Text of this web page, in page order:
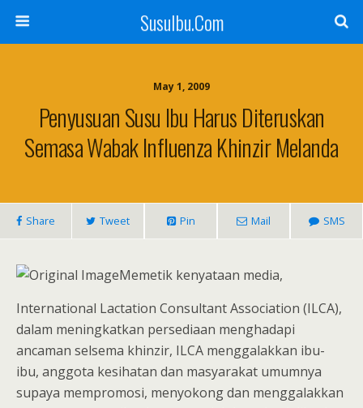
SusuIbu.Com
May 1, 2009
Penyusuan Susu Ibu Harus Diteruskan
Semasa Wabak Influenza Khinzir Melanda
Share Tweet Pin Mail SMS
Memetik kenyataan media,
International Lactation Consultant Association (ILCA),
dalam meningkatkan persediaan menghadapi
ancaman selsema khinzir, ILCA menggalakkan ibu-
ibu, anggota kesihatan dan masyarakat umumnya
supaya mempromosi, menyokong dan menggalakkan